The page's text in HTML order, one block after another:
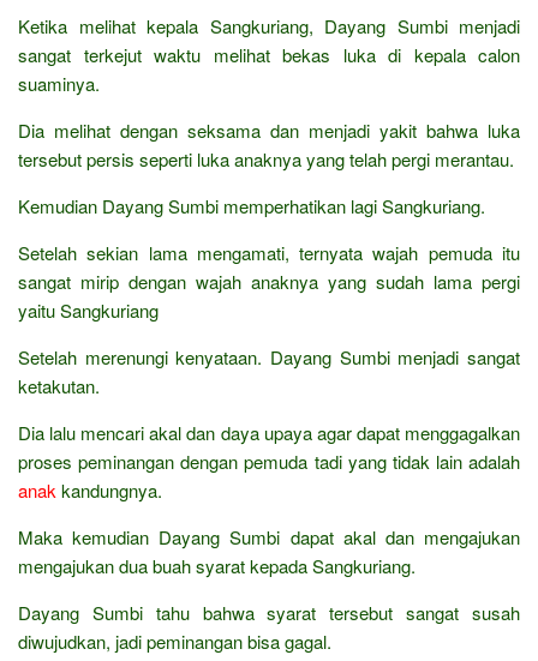
Ketika melihat kepala Sangkuriang, Dayang Sumbi menjadi
sangat terkejut waktu melihat bekas luka di kepala calon
suaminya.
Dia melihat dengan seksama dan menjadi yakit bahwa luka
tersebut persis seperti luka anaknya yang telah pergi merantau.
Kemudian Dayang Sumbi memperhatikan lagi Sangkuriang.
Setelah sekian lama mengamati, ternyata wajah pemuda itu
sangat mirip dengan wajah anaknya yang sudah lama pergi
yaitu Sangkuriang
Setelah merenungi kenyataan. Dayang Sumbi menjadi sangat
ketakutan.
Dia lalu mencari akal dan daya upaya agar dapat menggagalkan
proses peminangan dengan pemuda tadi yang tidak lain adalah
anakkandungnya.
Maka kemudian Dayang Sumbi dapat akal dan mengajukan
mengajukan dua buah syarat kepada Sangkuriang.
Dayang Sumbi tahu bahwa syarat tersebut sangat susah
diwujudkan, jadi peminangan bisa gagal.